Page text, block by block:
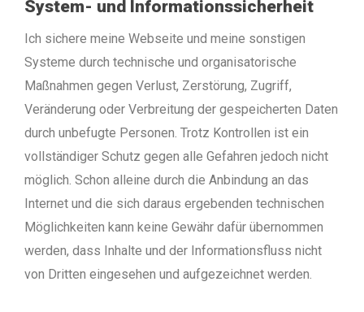
System- und Informationssicherheit
Ich sichere meine Webseite und meine sonstigen
Systeme durch technische und organisatorische
Maßnahmen gegen Verlust, Zerstörung, Zugriff,
Veränderung oder Verbreitung der gespeicherten Daten
durch unbefugte Personen. Trotz Kontrollen ist ein
vollständiger Schutz gegen alle Gefahren jedoch nicht
möglich. Schon alleine durch die Anbindung an das
Internet und die sich daraus ergebenden technischen
Möglichkeiten kann keine Gewähr dafür übernommen
werden, dass Inhalte und der Informationsfluss nicht
von Dritten eingesehen und aufgezeichnet werden.